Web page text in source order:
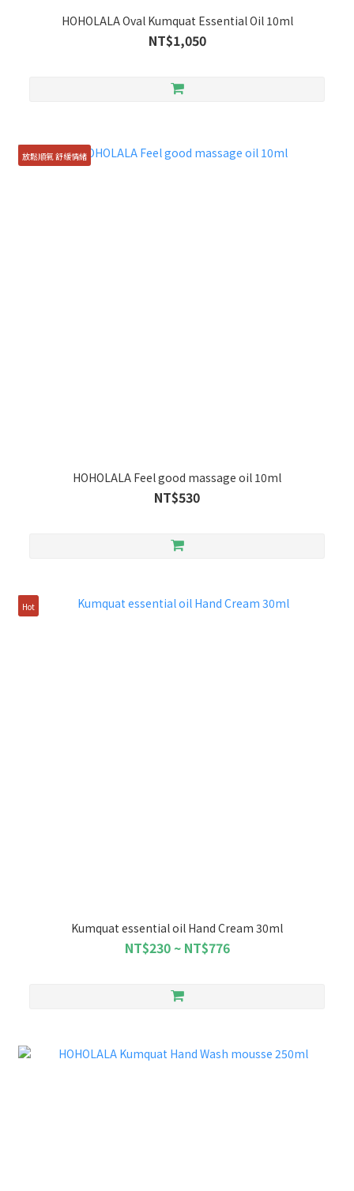
HOHOLALA Oval Kumquat Essential Oil 10ml
NT$1,050
放鬆順氣 舒緩情緒
HOHOLALA Feel good massage oil 10ml
NT$530
Hot
Kumquat essential oil Hand Cream 30ml
NT$230 ~ NT$776